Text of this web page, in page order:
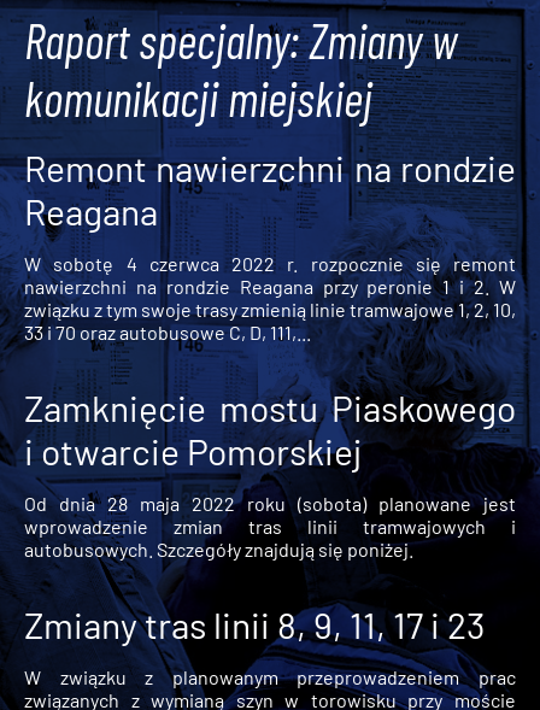
Raport specjalny: Zmiany w
komunikacji miejskiej
Remont nawierzchni na rondzie
Reagana
W sobotę 4 czerwca 2022 r. rozpocznie się remont
nawierzchni na rondzie Reagana przy peronie 1 i 2. W
związku z tym swoje trasy zmienią linie tramwajowe 1, 2, 10,
33 i 70 oraz autobusowe C, D, 111,...
Zamknięcie mostu Piaskowego
i otwarcie Pomorskiej
Od dnia 28 maja 2022 roku (sobota) planowane jest
wprowadzenie zmian tras linii tramwajowych i
autobusowych. Szczegóły znajdują się poniżej.
Zmiany tras linii 8, 9, 11, 17 i 23
W związku z planowanym przeprowadzeniem prac
związanych z wymianą szyn w torowisku przy moście